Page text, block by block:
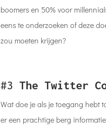
boomers en 50% voor
eens te onderzoeken of deze
zou moeten krijgen?
#3 The Twitter
Wat doe je als je toegang hebt
er een prachtige berg